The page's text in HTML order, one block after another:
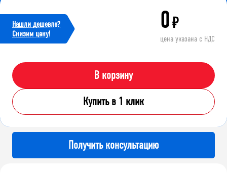
Нашли дешевле?
Cнизим цену!
0₽
цена указана с НДС
В корзину
Купить в 1 клик
Получить консультацию